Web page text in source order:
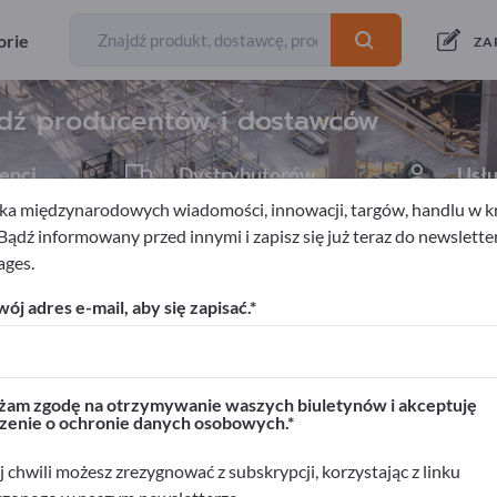
producentów i dostawców
Dystrybutorów
6 1
114
Producenci
Exportpages!
>> zacznij tutaj
na Exportpages.
opublikuj tutaj
międzynarodowych wiadomości, innowacji, targów, handlu w
informowany przed innymi i zapisz się już teraz do
adres e-mail, aby się zapisać.
zgodę na otrzymywanie waszych biuletynów i akceptuję
o ochronie danych osobowych.
chwili możesz zrezygnować z subskrypcji, korzystając z linku